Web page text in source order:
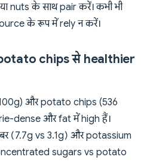
nuts के साथ pair करें। कभी भी
के रूप में rely न करें।
chips से healthier
और potato chips (536
dense और fat में high हैं।
(7.7g vs 3.1g) और potassium
sugars vs potato